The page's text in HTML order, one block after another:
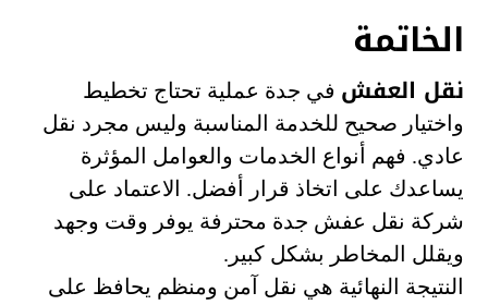
الخاتمة
نقل العفش في جدة عملية تحتاج تخطيط
واختيار صحيح للخدمة المناسبة وليس مجرد نقل
عادي. فهم أنواع الخدمات والعوامل المؤثرة
يساعدك على اتخاذ قرار أفضل. الاعتماد على
شركة نقل عفش جدة محترفة يوفر وقت وجهد
ويقلل المخاطر بشكل كبير.
النتيجة النهائية هي نقل آمن ومنظم يحافظ على